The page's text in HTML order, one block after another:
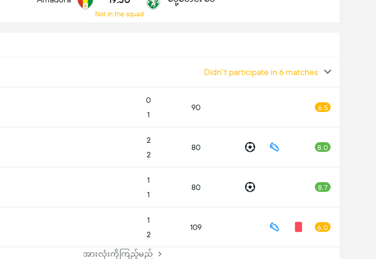
Not in the squad
Didn't participate in 6 matches
0
1
90 6.5
2
2
80 8.0
1
1
80 8.7
1
2
109 6.0
အားလုံးကိုကြည့်မည်